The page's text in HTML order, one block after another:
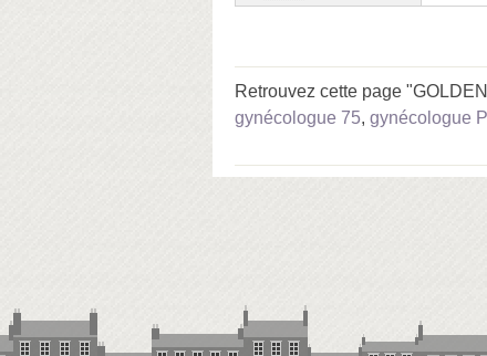
Retrouvez cette page
gynécologue 75, gynécologue